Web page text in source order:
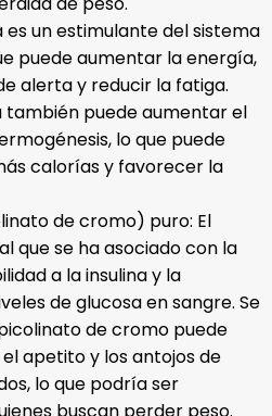
es un estimulante del sistema
puede aumentar la energía,
alerta y reducir la fatiga.
también puede aumentar el
lo que puede
calorías y favorecer la
de cromo) puro: El
que se ha asociado con la
a la insulina y la
de glucosa en sangre. Se
de cromo puede
apetito y los antojos de
lo que podría ser